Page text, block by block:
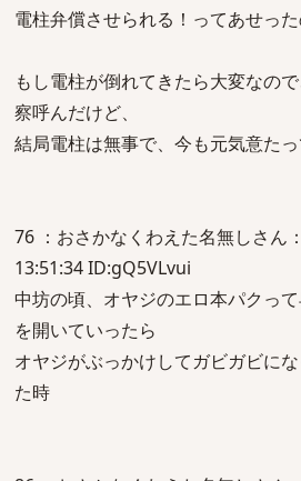
電柱弁償させられる！ってあせっ
もし電柱が倒れてきたら大変なの
察呼んだけど、
結局電柱は無事で、今も元気意たっ
76 ：おさかなくわえた名無しさん
13:51:34 ID:gQ5VLvui
中坊の頃、オヤジのエロ本パクっ
を開いていったら
オヤジがぶっかけしてガビガビに
た時